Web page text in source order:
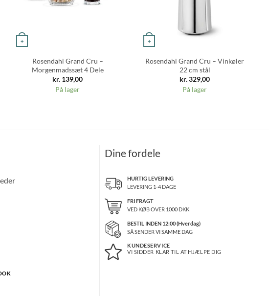
+
Rosendahl Grand Cru –
Morgenmadssæt 4 Dele
kr. 139,00
På lager
+
Rosendahl Grand Cru – Vinkøler
22 cm stål
kr.329,00
På lager
Dine fordele
HURTIG LEVERING
LEVERING 1-4 DAGE
FRI FRAGT
VED KØB OVER 1000DKK
BESTIL INDEN 12:00 (Hverdag)
SÅ SENDER VI SAMME DAG
KUNDESERVICE
VI SIDDER KLAR TIL AT HJÆLPE DIG